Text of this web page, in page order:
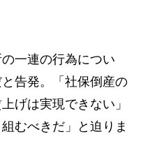
一連の行為につい
告発。「社保倒産の
げは実現できない」
むべきだ」と迫りま